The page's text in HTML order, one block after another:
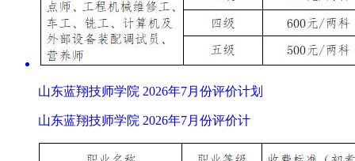
山东蓝翔技师学院 2026年7月份评价计划
山东蓝翔技师学院 2026年7月份评价计